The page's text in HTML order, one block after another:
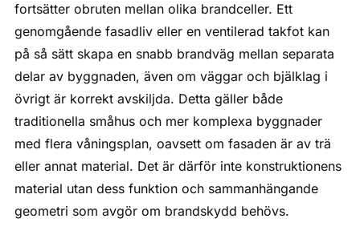
fortsätter obruten mellan olika brandceller. Ett
genomgående fasadliv eller en ventilerad takfot kan
på så sätt skapa en snabb brandväg mellan separata
delar av byggnaden, även om väggar och bjälklag i
övrigt är korrekt avskiljda. Detta gäller både
traditionella småhus och mer komplexa byggnader
med flera våningsplan, oavsett om fasaden är av trä
eller annat material. Det är därför inte konstruktionens
material utan dess funktion och sammanhängande
geometri som avgör om brandskydd behövs.